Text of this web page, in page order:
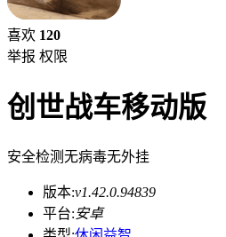
喜欢 120
举报 权限
创世战车移动版
安全检测无病毒无外挂
版本:v1.42.0.94839
平台:安卓